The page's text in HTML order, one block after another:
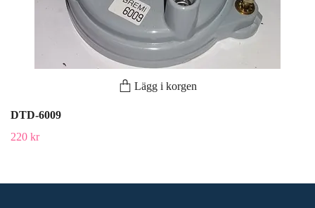
Lägg i korgen
DTD-6009
220 kr